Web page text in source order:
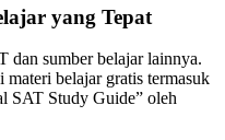
yang Tepat
dan sumber belajar lainnya.
belajar gratis termasuk
SAT Study Guide” oleh